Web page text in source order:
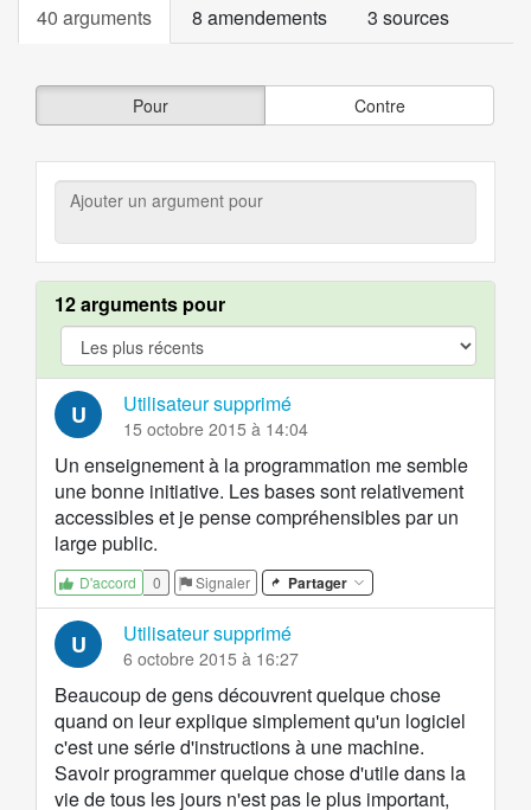
40 arguments 8 amendements 3 sources
Pour Contre
Ajouter
argument
pour
12 arguments pour
argument.filter.yes
U Utilisateur supprimé
15 octobre 2015 à 14:04
Un enseignement à la programmation me semble
une bonne initiative. Les bases sont relativement
accessibles et je pense compréhensibles par un
large public.
D'accord 0 Signaler Partager
U Utilisateur supprimé
6 octobre 2015 à 16:27
Beaucoup de gens découvrent quelque chose
quand on leur explique simplement qu'un logiciel
c'est une série d'instructions à une machine.
Savoir programmer quelque chose d'utile dans la
vie de tous les jours n'est pas le plus important,